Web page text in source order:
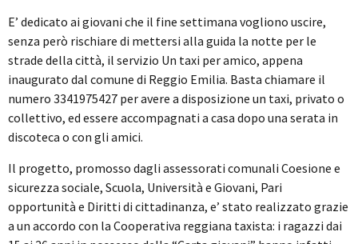
E’ dedicato ai giovani che il fine settimana vogliono uscire,
senza però rischiare di mettersi alla guida la notte per le
strade della città, il servizio Un taxi per amico, appena
inaugurato dal comune di Reggio Emilia. Basta chiamare il
numero 3341975427 per avere a disposizione un taxi, privato o
collettivo, ed essere accompagnati a casa dopo una serata in
discoteca o con gli amici.
Il progetto, promosso dagli assessorati comunali Coesione e
sicurezza sociale, Scuola, Università e Giovani, Pari
opportunità e Diritti di cittadinanza, e’ stato realizzato grazie
a un accordo con la Cooperativa reggiana taxista: i ragazzi dai